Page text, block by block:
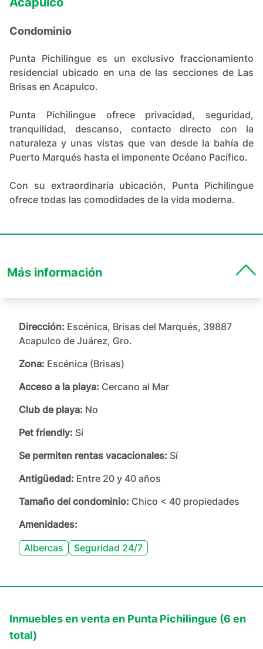
Condominio
Punta Pichilingue es un exclusivo fraccionamiento
residencial ubicado en una de las secciones de Las
Brisas en Acapulco.
Punta Pichilingue ofrece privacidad, seguridad,
tranquilidad, descanso, contacto directo con la
naturaleza y unas vistas que van desde la bahía de
Puerto Marqués hasta el imponente Océano Pacífico.
Con su extraordinaria ubicación, Punta Pichilingue
ofrece todas las comodidades de la vida moderna.
Más información
Dirección: Escénica, Brisas del Marqués, 39887
Acapulco de Juárez, Gro.
Zona: Escénica (Brisas)
Acceso a la playa: Cercano al Mar
Club de playa: No
Pet friendly: Sí
Se permiten rentas vacacionales: Sí
Antigüedad: Entre 20 y 40 años
Tamaño del condominio: Chico < 40 propiedades
Amenidades:
Albercas
Seguridad 24/7
Inmuebles enventaen Punta Pichilingue (6 en
total)